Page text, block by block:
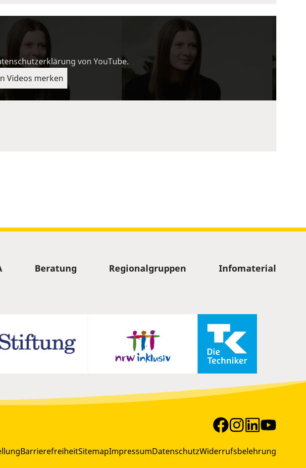
von YouTube.
Videos merken
Beratung Regionalgruppen Infomaterial
BarrierefreiheitSitemapImpressumDatenschutzWiderrufsbelehrung